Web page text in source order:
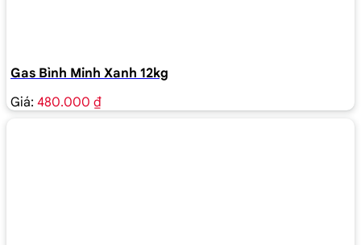
Gas Bình Minh Xanh 12kg
Giá: 480.000 ₫